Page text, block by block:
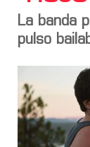
La banda
pulso